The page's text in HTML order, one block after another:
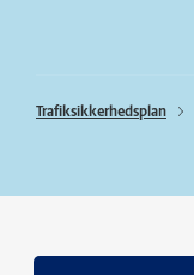
Trafiksikkerhedsplan